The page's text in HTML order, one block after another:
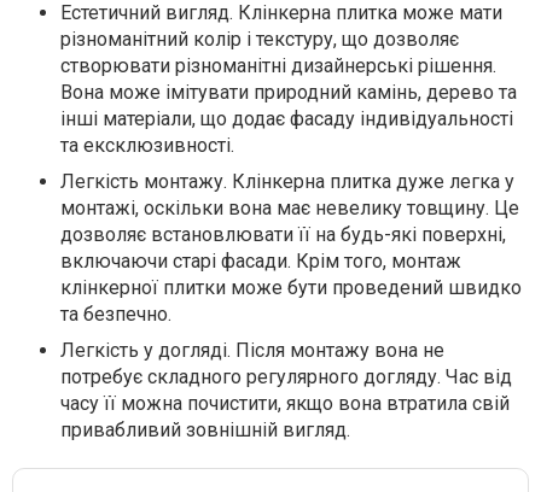
Естетичний вигляд. Клінкерна плитка може мати
різноманітний колір і текстуру, що дозволяє
створювати різноманітні дизайнерські рішення.
Вона може імітувати природний камінь, дерево та
інші матеріали, що додає фасаду індивідуальності
та ексклюзивності.
Легкість монтажу. Клінкерна плитка дуже легка у
монтажі, оскільки вона має невелику товщину. Це
дозволяє встановлювати її на будь-які поверхні,
включаючи старі фасади. Крім того, монтаж
клінкерної плитки може бути проведений швидко
та безпечно.
Легкість у догляді. Після монтажу вона не
потребує складного регулярного догляду. Час від
часу її можна почистити, якщо вона втратила свій
привабливий зовнішній вигляд.